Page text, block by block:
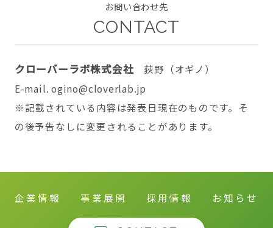
CONTACT
twitter facebook
お問い合わせ先
CONTACT
クローバーラボ株式会社 荻野（オギノ）
E-mail. ogino@cloverlab.jp
※記載されている内容は発表日現在のものです。そ
の後予告なしに変更されることがあります。
企業情報 事業展開 採用情報 お知らせ